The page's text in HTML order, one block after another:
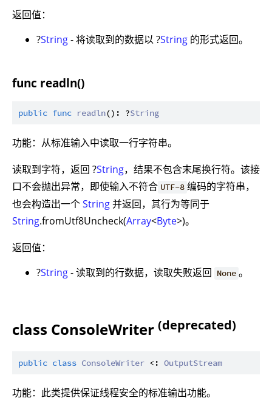
返回值：
?String- 将读取到的数据以 ?String 的形式返回。
func readln()
public func readln(): ?String
功能：从标准输入中读取一行字符串。
读取到字符，返回 ?String，结果不包含末尾换行符。该接
口不会抛出异常，即使输入不符合 UTF-8 编码的字符串，
也会构造出一个String并返回，其行为等同于
String.fromUtf8Uncheck(Array<Byte>)。
返回值：
?String- 读取到的行数据，读取失败返回 None 。
class ConsoleWriter (deprecated)
public class ConsoleWriter <: OutputStream
功能：此类提供保证线程安全的标准输出功能。